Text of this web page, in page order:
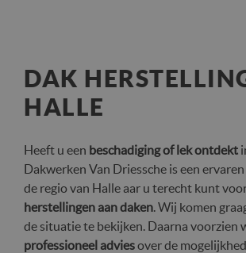
DAK
HALLE
Heeft u een beschadiging of lek ontdekt
Dakwerken Van Driessche is een
de regio van Halle aar u terecht kunt
herstellingen aan daken. Wij komen
de situatie te bekijken. Daarna voorzien
professioneel adviesover de